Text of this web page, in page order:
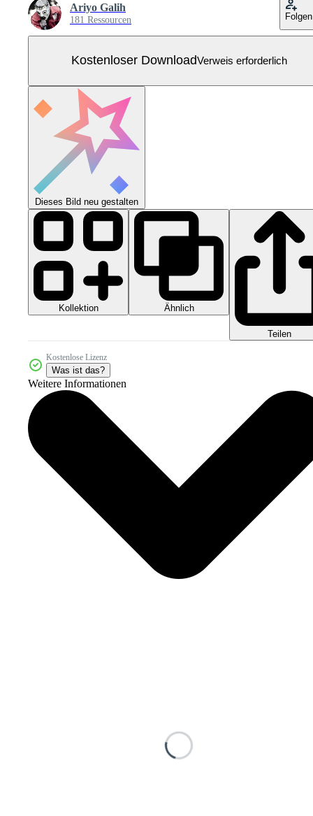
Ariyo Galih
181 Ressourcen Folgen
Kostenloser DownloadVerweis erforderlich
Dieses Bild neu gestalten
Kollektion Ähnlich
Teilen
Kostenlose Lizenz
Was ist das?
Weitere Informationen